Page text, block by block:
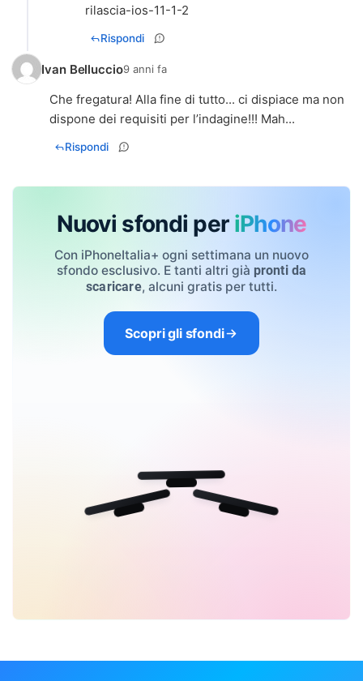
rilascia-ios-11-1-2
Rispondi
Ivan Belluccio9 anni fa
Che fregatura! Alla fine di tutto... ci dispiace ma non
dispone dei requisiti per l’indagine!!! Mah...
Rispondi
Nuovi sfondi per iPhone
Con iPhoneItalia+ ogni settimana un nuovo
sfondo esclusivo. E tanti altri già pronti da
scaricare, alcuni gratis per tutti.
Scopri gli sfondi